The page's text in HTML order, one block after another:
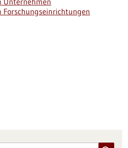
Forschungseinrichtungen